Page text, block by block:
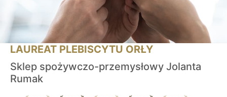
LAUREAT PLEBISCYTU ORŁY
Sklep spożywczo-przemysłowy Jolanta
Rumak